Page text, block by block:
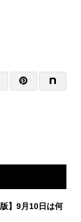
】9月10日は何